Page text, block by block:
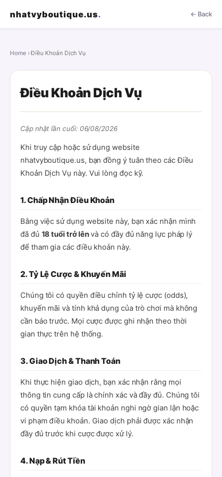
nhatvyboutique.us. ← Back
Home› Điều Khoản Dịch Vụ
Điều Khoản Dịch Vụ
Cập nhật lần cuối: 06/08/2026
Khi truy cập hoặc sử dụng website
nhatvyboutique.us, bạn đồng ý tuân theo các Điều
Khoản Dịch Vụ này. Vui lòng đọc kỹ.
1. Chấp Nhận Điều Khoản
Bằng việc sử dụng website này, bạn xác nhận mình
đã đủ 18 tuổi trở lênvà có đầy đủ năng lực pháp lý
để tham gia các điều khoản này.
2. Tỷ Lệ Cược & Khuyến Mãi
Chúng tôi có quyền điều chỉnh tỷ lệ cược (odds),
khuyến mãi và tính khả dụng của trò chơi mà không
cần báo trước. Mọi cược được ghi nhận theo thời
gian thực trên hệ thống.
3. Giao Dịch & Thanh Toán
Khi thực hiện giao dịch, bạn xác nhận rằng mọi
thông tin cung cấp là chính xác và đầy đủ. Chúng tôi
có quyền tạm khóa tài khoản nghi ngờ gian lận hoặc
vi phạm điều khoản. Giao dịch phải được xác nhận
đầy đủ trước khi cược được xử lý.
4. Nạp & Rút Tiền